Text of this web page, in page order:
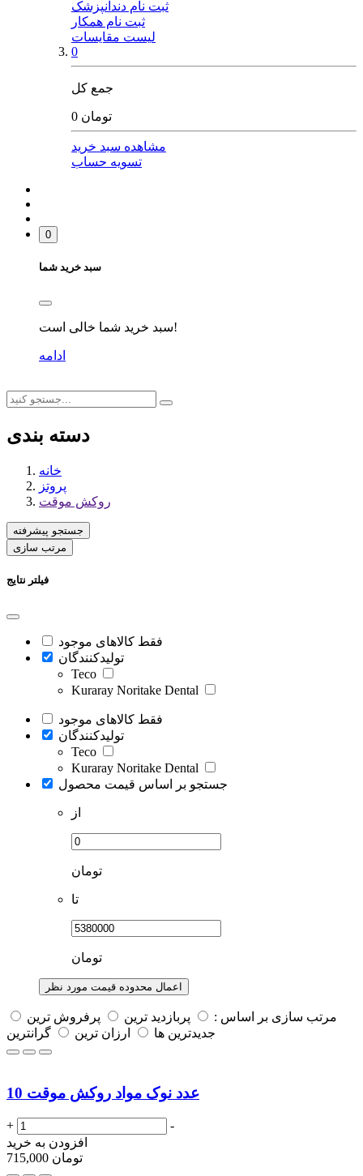
ثبت نام دندانپزشک
ثبت نام همکار
لیست مقایسات
0
جمع کل
0 تومان
مشاهده سبد خرید
تسویه حساب
0
سبد خرید شما
سبد خرید شما خالی است!
ادامه
دسته بندی
خانه
پروتز
روکش موقت
جستجو پیشرفته
مرتب سازی
فیلتر نتایج
فقط کالاهای موجود
تولیدکنندگان
Teco
Kuraray Noritake Dental
فقط کالاهای موجود
تولیدکنندگان
Teco
Kuraray Noritake Dental
جستجو بر اساس قیمت محصول
از
تومان
تا
تومان
اعمال محدوده قیمت مورد نظر
مرتب سازی بر اساس : پربازديد ترين
پرفروش ترين
جديدترين ها
ارزان ترین گرانترین
10 عدد نوک مواد روکش موقت
+
-
افزودن به خرید
715,000 تومان